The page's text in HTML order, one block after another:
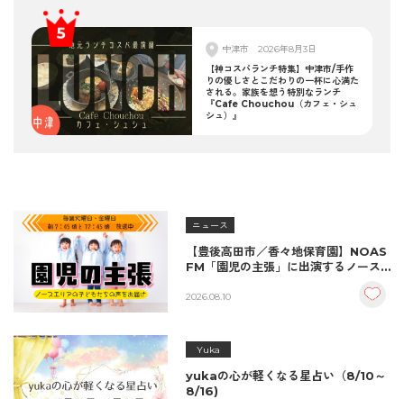
中津市
2026年8月3日
【神コスパランチ特集】中津市/手作
りの優しさとこだわりの一杯に心満た
される。家族を想う特別なランチ
『Cafe Chouchou（カフェ・シュ
シュ）』
ニュース
【豊後高田市／香々地保育園】NOAS
FM「園児の主張」に出演するノース
2026.08.10
Yuka
yukaの心が軽くなる星占い（8/10～
8/16)